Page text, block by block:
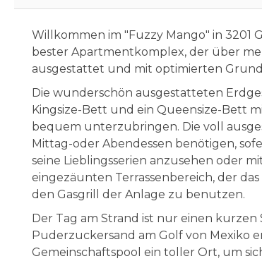
Willkommen im "Fuzzy Mango" in 3201
bester Apartmentkomplex, der über
ausgestattet und mit optimierten
Die wunderschön ausgestatteten
Kingsize-Bett und ein Queensize-Bett
bequem unterzubringen. Die voll
Mittag-oder Abendessen benötigen,
seine Lieblingsserien anzusehen oder
eingezäunten Terrassenbereich, der
den Gasgrill der Anlage zu benutzen.
Der Tag am Strand ist nur einen
Puderzuckersand am Golf von Mexiko
Gemeinschaftspool ein toller Ort, um